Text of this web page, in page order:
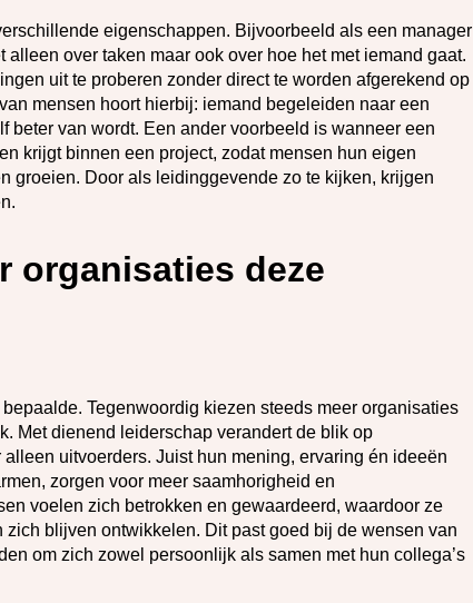
eigenschappen. Bijvoorbeeld als een manager
over taken maar ook over hoe het met iemand gaat.
uit te proberen zonder direct te worden afgerekend op
mensen hoort hierbij: iemand begeleiden naar een
beter van wordt. Een ander voorbeeld is wanneer een
krijgt binnen een project, zodat mensen hun eigen
groeien. Door als leidinggevende zo te kijken, krijgen
organisaties deze
Tegenwoordig kiezen steeds meer organisaties
Met dienend leiderschap verandert de blik op
uitvoerders. Juist hun mening, ervaring én ideeën
zorgen voor meer saamhorigheid en
voelen zich betrokken en gewaardeerd, waardoor ze
blijven ontwikkelen. Dit past goed bij de wensen van
om zich zowel persoonlijk als samen met hun collega’s